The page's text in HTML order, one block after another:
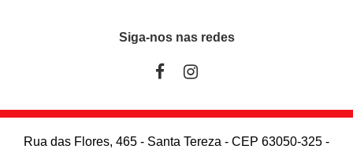
Siga-nos nas redes
Rua das Flores, 465 - Santa Tereza - CEP 63050-325 -